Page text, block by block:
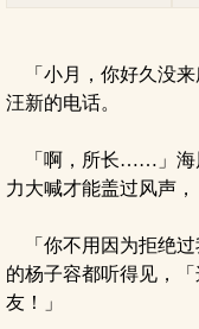
「小月，你好久没来
汪新的电话。
「啊，所长……」海
力大喊才能盖过风声
「你不用因为拒绝过
的杨子容都听得见，
友！」